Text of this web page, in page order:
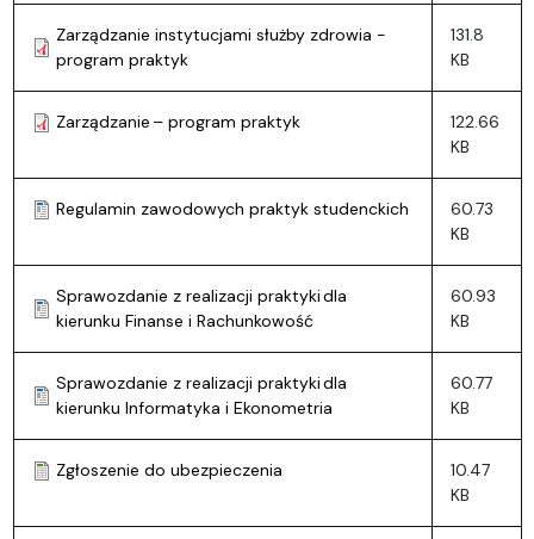
Zarządzanie instytucjami służby zdrowia -
program praktyk
131.8
KB
Zarządzanie – program praktyk
122.66
KB
Regulamin zawodowych praktyk studenckich
60.73
KB
Sprawozdanie z realizacji praktyki dla
kierunku Finanse i Rachunkowość
60.93
KB
Sprawozdanie z realizacji praktyki dla
kierunku Informatyka i Ekonometria
60.77
KB
Zgłoszenie do ubezpieczenia
10.47
KB